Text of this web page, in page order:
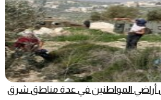
المواطنين في عدة مناطق شرق